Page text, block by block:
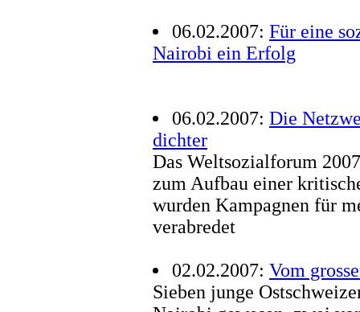
06.02.2007: Für eine
Nairobi ein Erfolg
06.02.2007: Die
dichter
Das Weltsozialforum
zum Aufbau einer
wurden Kampagnen für
verabredet
02.02.2007: Vom
Sieben junge